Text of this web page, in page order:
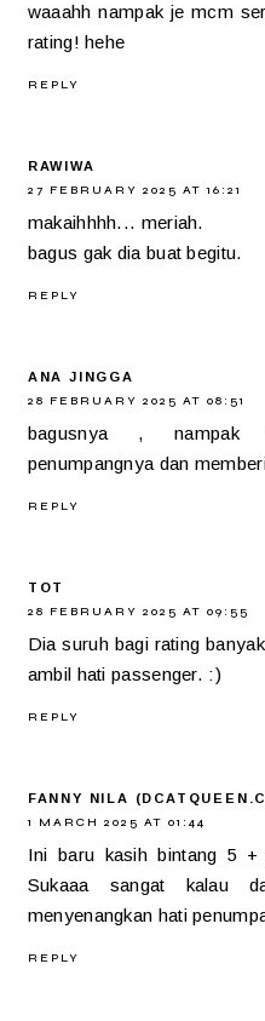
waaahh nampak je mcm
rating! hehe
REPLY
RAWIWA
27 FEBRUARY 2025 AT 16:21
makaihhhh... meriah.
bagus gak dia buat begitu.
REPLY
ANA JINGGA
28 FEBRUARY 2025 AT 08:51
bagusnya , nampak
penumpangnya dan
REPLY
TOT
28 FEBRUARY 2025 AT 09:55
Dia suruh bagi rating
ambil hati passenger. :)
REPLY
FANNY NILA
1 MARCH 2025 AT 01:44
Ini baru kasih bintang 5
Sukaaa sangat kalau
menyenangkan hati
REPLY